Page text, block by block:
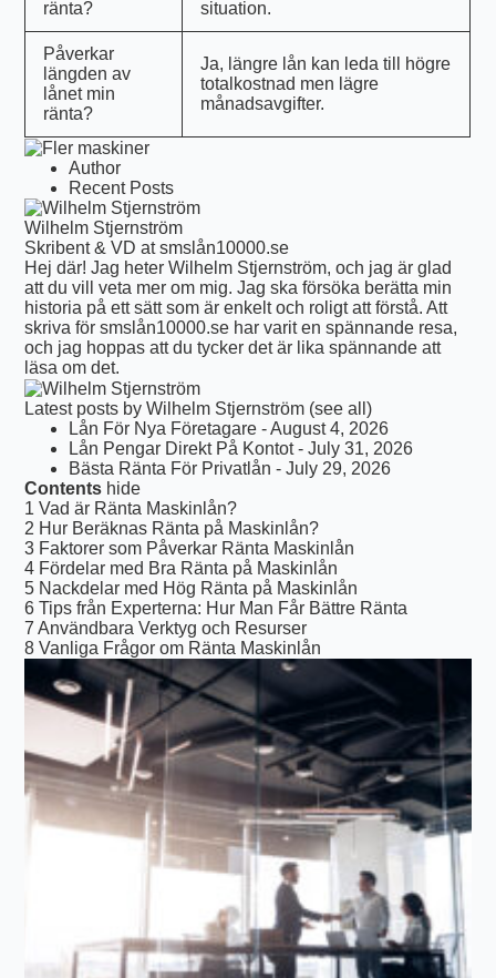
ränta? situation.
Påverkar
längden av
lånet min
ränta?
Ja, längre lån kan leda till högre
totalkostnad men lägre
månadsavgifter.
Author
Recent Posts
Wilhelm Stjernström
Skribent & VD atsmslån10000.se
Hej där! Jag heter Wilhelm Stjernström, och jag är glad
att du vill veta mer om mig. Jag ska försöka berätta min
historia på ett sätt som är enkelt och roligt att förstå. Att
skriva för smslån10000.se har varit en spännande resa,
och jag hoppas att du tycker det är lika spännande att
läsa om det.
Latest posts by Wilhelm Stjernström (see all)
Lån För Nya Företagare - August 4, 2026
Lån Pengar Direkt På Kontot- July 31, 2026
Bästa Ränta För Privatlån - July 29, 2026
Contents hide
1 Vad är Ränta Maskinlån?
2 Hur Beräknas Ränta på Maskinlån?
3 Faktorer som Påverkar Ränta Maskinlån
4 Fördelar med Bra Ränta på Maskinlån
5 Nackdelar med Hög Ränta på Maskinlån
6 Tips från Experterna: Hur Man Får Bättre Ränta
7 Användbara Verktyg och Resurser
8 Vanliga Frågor om Ränta Maskinlån